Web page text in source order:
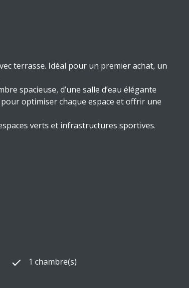
terrasse. Idéal pour un premier achat, un
spacieuse, d’une salle d’eau élégante
optimiser chaque espace et offrir une
verts et infrastructures sportives.
1 chambre(s)